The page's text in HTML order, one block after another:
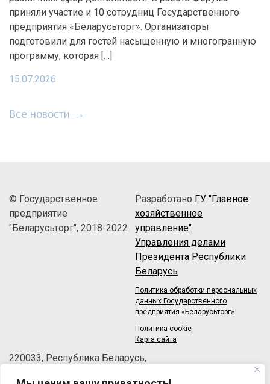
приняли участие и 10 сотрудниц Государственного
предприятия «Беларусьторг». Организаторы
подготовили для гостей насыщенную и многогранную
программу, которая […]
15.07.2026
Все новости →
© Государственное
предприятие
"Беларусьторг", 2018-2022
Разработано ГУ "Главное
хозяйственное
управление"
Управления делами
Президента Республики
Беларусь
Политика обработки персональных
данных Государственного
предприятия «Беларусьторг»
Политика cookie
Карта сайта
220033, Республика Беларусь,